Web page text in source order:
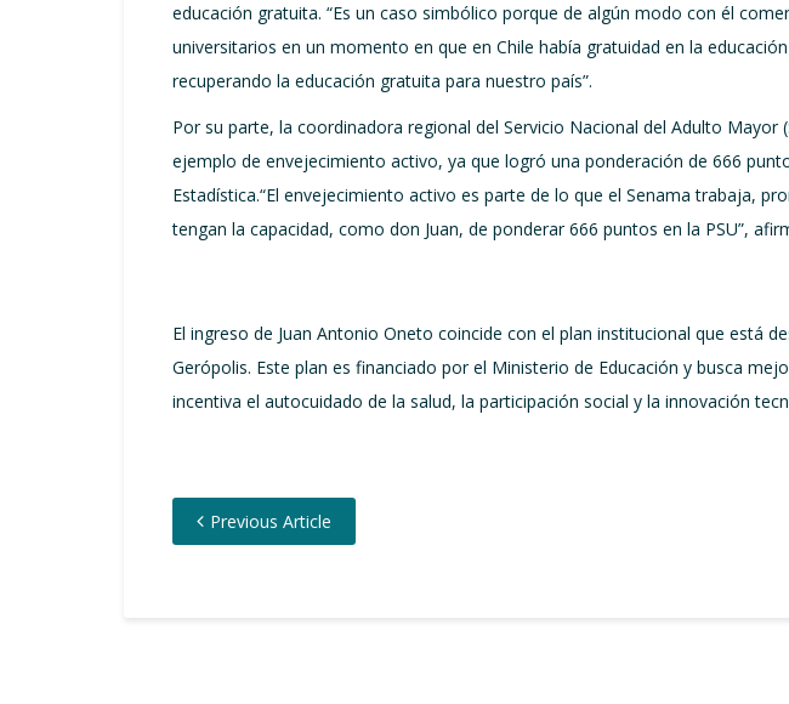
educación gratuita. “Es un caso simbólico porque de algún modo con él
universitarios en un momento en que en Chile había gratuidad en la
recuperando la educación gratuita para nuestro país”.
Por su parte, la coordinadora regional del Servicio Nacional del Adulto
ejemplo de envejecimiento activo, ya que logró una ponderación de 666
Estadística.“El envejecimiento activo es parte de lo que el Senama trabaja,
tengan la capacidad, como don Juan, de ponderar 666 puntos en la PSU”,
El ingreso de Juan Antonio Oneto coincide con el plan institucional que está
Gerópolis. Este plan es financiado por el Ministerio de Educación y busca
incentiva el autocuidado de la salud, la participación social y la innovación
Previous Article